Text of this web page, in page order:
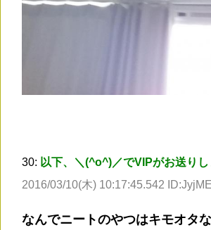
30: 以下、＼(^o^)／でVIPがお送り
2016/03/10(木) 10:17:45.542
なんでニートのやつはキモオタ